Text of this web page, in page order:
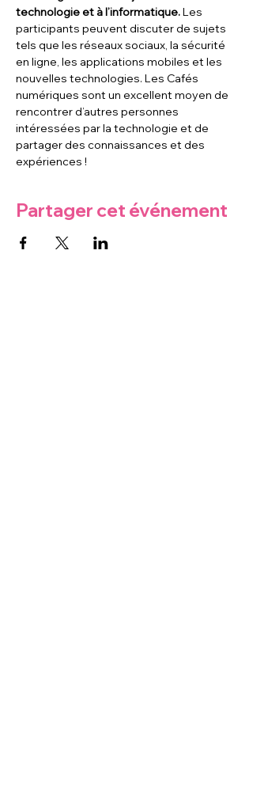
technologie et à l’informatique. Les
participants peuvent discuter de sujets
tels que les réseaux sociaux, la sécurité
en ligne, les applications mobiles et les
nouvelles technologies. Les Cafés
numériques sont un excellent moyen de
rencontrer d’autres personnes
intéressées par la technologie et de
partager des connaissances et des
expériences !
Partager cet événement